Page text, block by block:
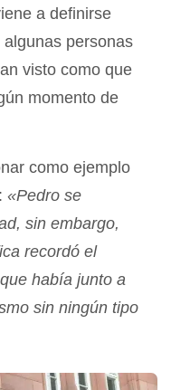
a definirse
personas
visto como que
momento de
como ejemplo
«Pedro se
sin embargo,
recordó el
había junto a
sin ningún tipo